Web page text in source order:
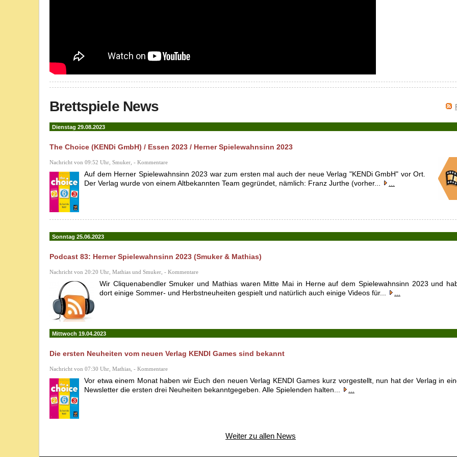
Brettspiele News
Dienstag 29.08.2023
The Choice (KENDi GmbH) / Essen 2023 / Herner Spielewahnsinn 2023
Nachricht von 09:52 Uhr, Smuker, - Kommentare
Auf dem Herner Spielewahnsinn 2023 war zum ersten mal auch der neue Verlag "KENDi GmbH" vor Ort.
Der Verlag wurde von einem Altbekannten Team gegründet, nämlich: Franz Jurthe (vorher...
Sonntag 25.06.2023
Podcast 83: Herner Spielewahnsinn 2023 (Smuker & Mathias)
Nachricht von 20:20 Uhr, Mathias und Smuker, - Kommentare
Wir Cliquenabendler Smuker und Mathias waren Mitte Mai in Herne auf dem Spielewahnsinn 2023 und
dort einige Sommer- und Herbstneuheiten gespielt und natürlich auch einige Videos für...
Mittwoch 19.04.2023
Die ersten Neuheiten vom neuen Verlag KENDI Games sind bekannt
Nachricht von 07:30 Uhr, Mathias, - Kommentare
Vor etwa einem Monat haben wir Euch den neuen Verlag KENDI Games kurz vorgestellt, nun hat der Verlag in
Newsletter die ersten drei Neuheiten bekanntgegeben. Alle Spielenden halten...
Weiter zu allen News